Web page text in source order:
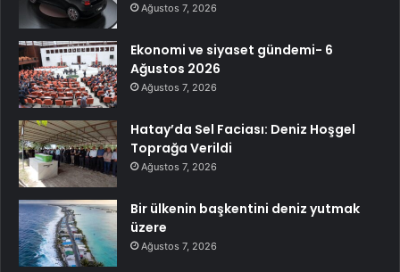
Ağustos 7, 2026
Ekonomi ve siyaset gündemi- 6
Ağustos 2026
Ağustos 7, 2026
Hatay’da Sel Faciası: Deniz Hoşgel
Toprağa Verildi
Ağustos 7, 2026
Bir ülkenin başkentini deniz yutmak
üzere
Ağustos 7, 2026